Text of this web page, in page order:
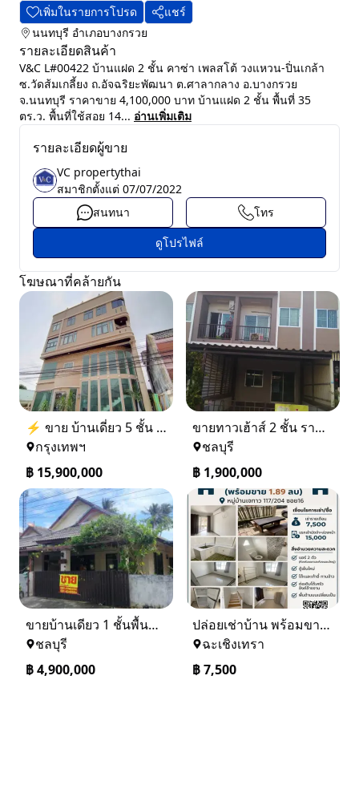
เพิ่มในรายการโปรด
แชร์
นนทบุรี อำเภอบางกรวย
รายละเอียดสินค้า
V&C L#00422 บ้านแฝด 2 ชั้น คาซ่า เพลสโต้ วงแหวน-ปิ่นเกล้า
ซ.วัดส้มเกลี้ยง ถ.อัจฉริยะพัฒนา ต.ศาลากลาง อ.บางกรวย
จ.นนทบุรี ราคาขาย 4,100,000 บาท บ้านแฝด 2 ชั้น พื้นที่ 35
ตร.ว. พื้นที่ใช้สอย 14... อ่านเพิ่มเติม
รายละเอียดผู้ขาย
VC propertythai
สมาชิกตั้งแต่ 07/07/2022
สนทนา
โทร
ดูโปรไฟล์
โฆษณาที่คล้ายกัน
⚡ ขาย บ้านเดี่ยว 5 ชั้น ซอย ประชาชื่น 14 ใกล้ BTS
กรุงเทพฯ
฿ 15,900,000
ขายทาวเฮ้าส์ 2 ชั้น ราคา 1.9 ล้านบาท ที่อยู่ ศรีราชา ชลบุรี
ชลบุรี
฿ 1,900,000
ขายบ้านเดียว 1 ชั้นพื้นที่ 102 ตรว บางละมุง ชลบุรี
ชลบุรี
฿4,900,000
ปล่อยเช่าบ้าน พร้อมขาย หมู่บ้านเจทาว ตำบลแสนภูดาษ
ฉะเชิงเทรา
฿7,500